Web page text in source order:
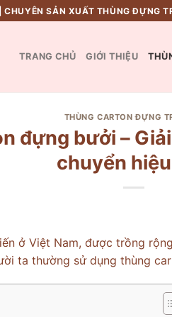
CHUYÊN SẢN XUẤT THÙNG ĐỰNG
TRANG CHỦ GIỚI THIỆU
THÙNG CARTON ĐỰNG
đựng bưởi –
chuyển
ở Việt Nam, được trồng
ta thường sử dụng thùng